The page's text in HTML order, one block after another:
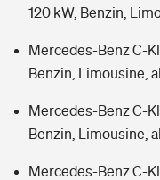
120 kW, Benzin,
Mercedes-Benz C-
Benzin, Limousine,
Mercedes-Benz C-
Benzin, Limousine,
Mercedes-Benz C-